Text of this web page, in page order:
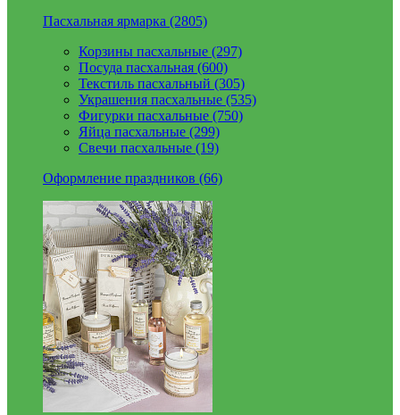
Пасхальная ярмарка (2805)
Корзины пасхальные (297)
Посуда пасхальная (600)
Текстиль пасхальный (305)
Украшения пасхальные (535)
Фигурки пасхальные (750)
Яйца пасхальные (299)
Свечи пасхальные (19)
Оформление праздников (66)